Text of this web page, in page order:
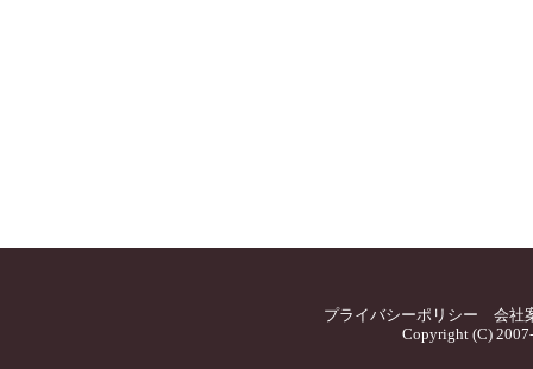
プライバシーポリシー
会社
Copyright (C)